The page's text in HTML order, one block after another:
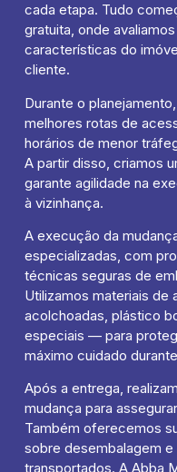
cada etapa. Tudo
gratuita, onde
características do
cliente.
Durante o
melhores rotas de
horários de menor
A partir disso, criamos
garante agilidade na
à vizinhança.
A execução da
especializadas, com
técnicas seguras de
Utilizamos materiais
acolchoadas, plástico
especiais — para
máximo cuidado
Após a entrega,
mudança para
Também oferecemos
sobre desembalagem
transportados. A Abba